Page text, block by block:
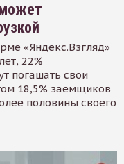
«Яндекс.Взгляд»
22%
погашать свои
18,5% заемщиков
половины своего